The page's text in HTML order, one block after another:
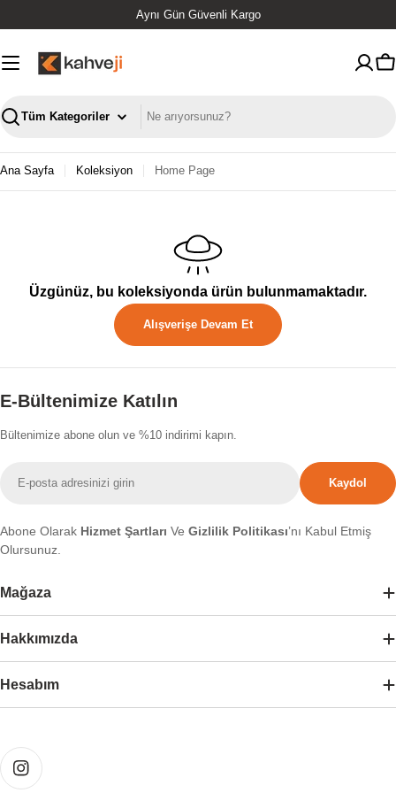
Aynı Gün Güvenli Kargo
Ara
Ana Sayfa Koleksiyon Home Page
Üzgünüz, bu koleksiyonda ürün bulunmamaktadır.
Alışverişe Devam Et
E-Bültenimize Katılın
Bültenimize abone olun ve %10 indirimi kapın.
posta
Kaydol
Abone Olarak Hizmet Şartları Ve Gizlilik Politikası’nı Kabul Etmiş
Olursunuz.
Mağaza
Hakkımızda
Hesabım
Ödeme
yöntemleri
Instagram